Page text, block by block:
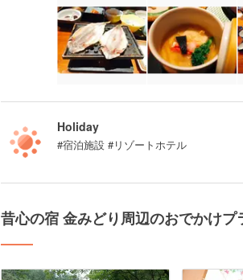
Holiday
#宿泊施設 #リゾートホテル
昔心の宿 金みどり周辺のおでかけプ